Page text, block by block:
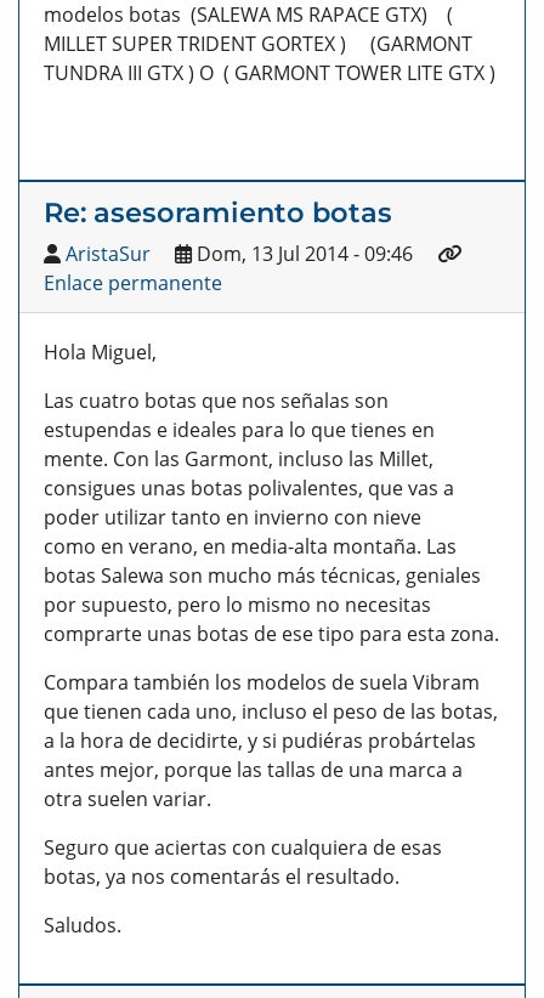
modelos botas (SALEWA MS RAPACE GTX) (
MILLET SUPER TRIDENT GORTEX ) (GARMONT
TUNDRA III GTX ) O ( GARMONT TOWER LITE GTX )
Re: asesoramiento botas
AristaSur
Dom, 13 Jul 2014 - 09:46
Enlace permanente
Hola Miguel,
Las cuatro botas que nos señalas son
estupendas e ideales para lo que tienes en
mente. Con las Garmont, incluso las Millet,
consigues unas botas polivalentes, que vas a
poder utilizar tanto en invierno con nieve
como en verano, en media-alta montaña. Las
botas Salewa son mucho más técnicas, geniales
por supuesto, pero lo mismo no necesitas
comprarte unas botas de ese tipo para esta zona.
Compara también los modelos de suela Vibram
que tienen cada uno, incluso el peso de las botas,
a la hora de decidirte, y si pudiéras probártelas
antes mejor, porque las tallas de una marca a
otra suelen variar.
Seguro que aciertas con cualquiera de esas
botas, ya nos comentarás el resultado.
Saludos.